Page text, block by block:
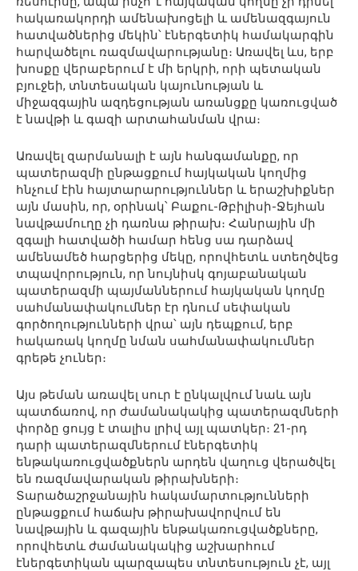
հակառակորդի ամենախոցելի և ամենազգայուն
հատվածներից մեկին՝ էներգետիկ համակարգին
հարվածելու ռազմավարությանը։ Առավել ևս, երբ
խոսքը վերաբերում է մի երկրի, որի պետական
բյուջեի, տնտեսական կայունության և
միջազգային ազդեցության առանցքը կառուցված
է նավթի և գազի արտահանման վրա։
Առավել զարմանալի է այն հանգամանքը, որ
պատերազմի ընթացքում հայկական կողմից
հնչում էին հայտարարություններ և երաշխիքներ
այն մասին, որ, օրինակ՝ Բաքու-Թբիլիսի-Ջեյհան
նավթամուղը չի դառնա թիրախ։ Հանրային մի
զգալի հատվածի համար հենց սա դարձավ
ամենամեծ հարցերից մեկը, որովհետև ստեղծվեց
տպավորություն, որ նույնիսկ գոյաբանական
պատերազմի պայմաններում հայկական կողմը
սահմանափակումներ էր դնում սեփական
գործողությունների վրա՝ այն դեպքում, երբ
հակառակ կողմը նման սահմանափակումներ
գրեթե չուներ։
Այս թեման առավել սուր է ընկալվում նաև այն
պատճառով, որ ժամանակակից պատերազմների
փորձը ցույց է տալիս լրիվ այլ պատկեր։ 21-րդ
դարի պատերազմներում էներգետիկ
ենթակառուցվածքներն արդեն վաղուց վերածվել
են ռազմավարական թիրախների։
Տարածաշրջանային հակամարտությունների
ընթացքում հաճախ թիրախավորվում են
նավթային և գազային ենթակառուցվածքները,
որովհետև ժամանակակից աշխարհում
էներգետիկան պարզապես տնտեսություն չէ, այլ